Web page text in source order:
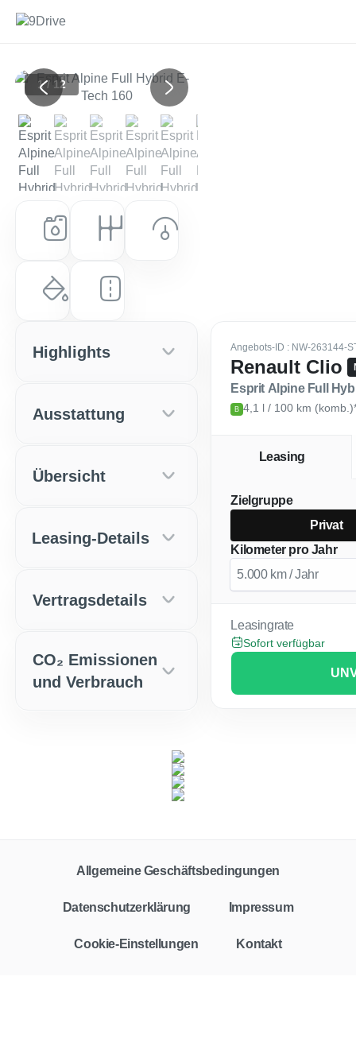
Previous Next
1 / 12
Kraftstoff
Hybrid Automatik
Leistung (PS)
158 PS (116 kW)
Farbe
Absolut-Rot
Laufleistung
0 km
Angebots-ID : NW-263144-
Renault Clio
Esprit Alpine Full
B 4,1 l / 100 km
Leasing
Zielgruppe
Privat
Kilometer pro Jahr
Leasingrate
Sofort verfügbar
Highlights
Ausstattung
Übersicht
Leasing-Details
Vertragsdetails
CO₂ Emissionen
und Verbrauch
Allgemeine Geschäftsbedingungen
Datenschutzerklärung Impressum
Cookie-Einstellungen Kontakt